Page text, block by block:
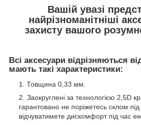
Вашій увазі
найрізноманітніші
захисту вашого
Всі аксесуари відрізняються
мають такі характеристики:
Товщина 0,33 мм.
Заокруглені за технологією 2,5D
гарантовано не поріжетесь склом
відчуватимете дискомфорт під час